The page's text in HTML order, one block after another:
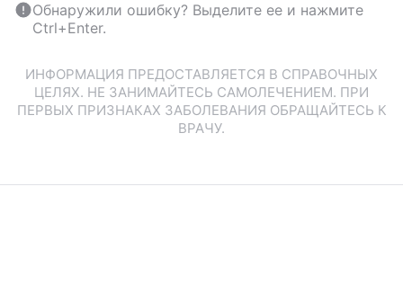
Обнаружили ошибку? Выделите ее и нажмите
Ctrl+Enter.
ИНФОРМАЦИЯ ПРЕДОСТАВЛЯЕТСЯ В СПРАВОЧНЫХ
ЦЕЛЯХ. НЕ ЗАНИМАЙТЕСЬ САМОЛЕЧЕНИЕМ. ПРИ
ПЕРВЫХ ПРИЗНАКАХ ЗАБОЛЕВАНИЯ ОБРАЩАЙТЕСЬ К
ВРАЧУ.